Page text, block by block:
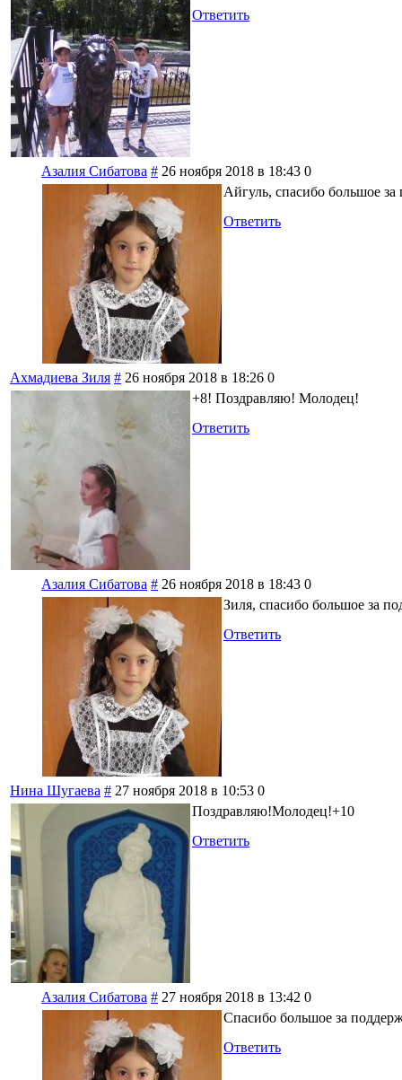
Ответить
Азалия Сибатова # 26 ноября 2018 в 18:43 0
Айгуль, спасибо большое за
Ответить
Ахмадиева Зиля # 26 ноября 2018 в 18:26 0
+8! Поздравляю! Молодец!
Ответить
Азалия Сибатова # 26 ноября 2018 в 18:43 0
Зиля, спасибо большое за
Ответить
Нина Шугаева # 27 ноября 2018 в 10:53 0
Поздравляю!Молодец!+10
Ответить
Азалия Сибатова # 27 ноября 2018 в 13:42 0
Спасибо большое за
Ответить